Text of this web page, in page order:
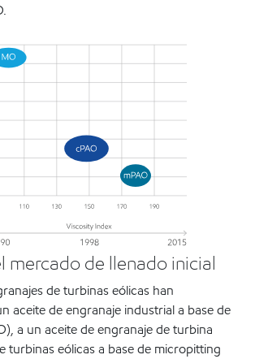
mercado de llenado inicial
de turbinas eólicas han
aceite de engranaje industrial a base de
a un aceite de engranaje de turbina
turbinas eólicas a base de micropitting